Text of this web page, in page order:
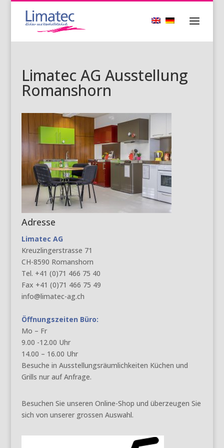
Limatec AG Ausstellung
Romanshorn
Adresse
Limatec AG
Kreuzlingerstrasse 71
CH-8590 Romanshorn
Tel. +41 (0)71 466 75 40
Fax +41 (0)71 466 75 49
info@limatec-ag.ch
Öffnungszeiten Büro:
Mo – Fr
9.00 -12.00 Uhr
14.00 – 16.00 Uhr
Besuche in Ausstellungsräumlichkeiten Küchen und
Grills nur auf Anfrage.
Besuchen Sie unseren Online-Shop und überzeugen Sie
sich von unserer grossen Auswahl.